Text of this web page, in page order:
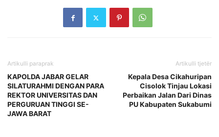
Artikulli paraprak
KAPOLDA JABAR GELAR
SILATURAHMI DENGAN PARA
REKTOR UNIVERSITAS DAN
PERGURUAN TINGGI SE-
JAWA BARAT
Artikulli tjetër
Kepala Desa Cikahuripan
Cisolok Tinjau Lokasi
Perbaikan Jalan Dari Dinas
PU Kabupaten Sukabumi